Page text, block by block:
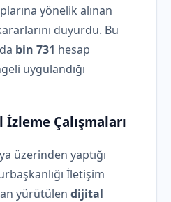
yönelik alınan
duyurdu. Bu
bin 731 hesap
uygulandığı
Çalışmaları
üzerinden yaptığı
İletişim
yürütülen dijital